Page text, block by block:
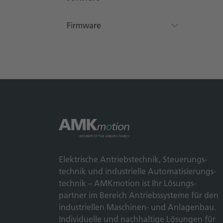
Firmware
Elek­trische Antriebs­technik, Steuerungs­
technik und indus­trielle Automatisierungs­
technik – AMKmotion ist Ihr Lösungs­
partner im Bereich Antriebs­systeme für den
industriellen Maschinen- und Anlagen­bau.
Individuelle und nach­haltige Lösungen für